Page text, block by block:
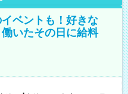
ベントも！好きな
いたその日に給料